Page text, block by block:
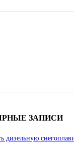
ЗАПИСИ
дизельную